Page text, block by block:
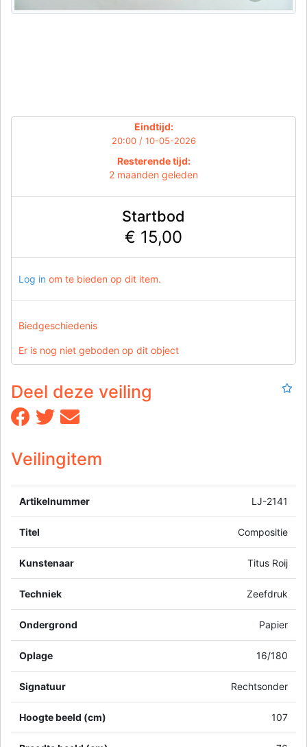
Eindtijd:
20:00 / 10-05-2026
Resterende tijd:
2 maanden geleden
Startbod
€ 15,00
Log in om te bieden op dit item.
Biedgeschiedenis
Er is nog niet geboden op dit object
Deel deze veiling
Veilingitem
Artikelnummer LJ-2141
Titel Compositie
Kunstenaar Titus Roij
Techniek Zeefdruk
Ondergrond Papier
Oplage 16/180
Signatuur Rechtsonder
Hoogte beeld (cm) 107